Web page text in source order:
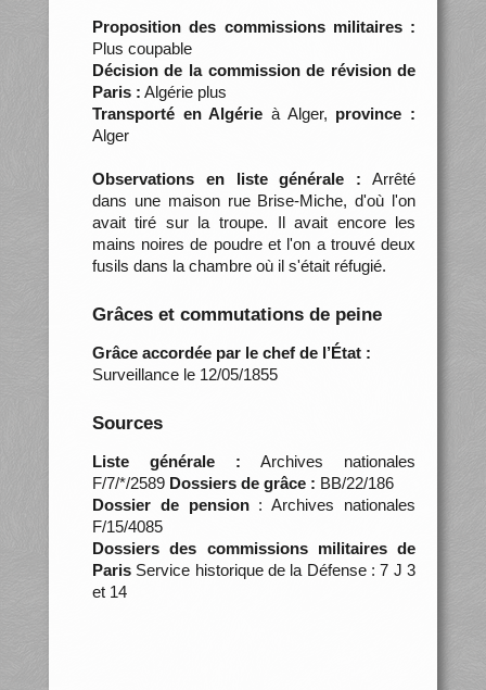
Proposition des commissions militaires :
Plus coupable
Décision de la commission de révision de
Paris : Algérie plus
Transporté en Algérie à Alger, province :
Alger
Observations en liste générale : Arrêté
dans une maison rue Brise-Miche, d'où l'on
avait tiré sur la troupe. Il avait encore les
mains noires de poudre et l'on a trouvé deux
fusils dans la chambre où il s'était réfugié.
Grâces et commutations de peine
Grâce accordée par le chef de l’État :
Surveillance le 12/05/1855
Sources
Liste générale : Archives nationales
F/7/*/2589 Dossiers de grâce : BB/22/186
Dossier de pension: Archives nationales
F/15/4085
Dossiers des commissions militaires de
ParisService historique de la Défense : 7 J 3
et 14